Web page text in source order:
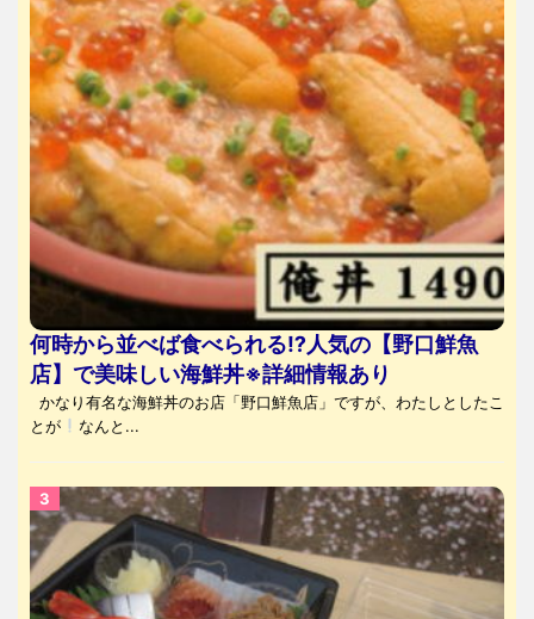
何時から並べば食べられる⁉人気の【野口鮮魚
店】で美味しい海鮮丼※詳細情報あり
かなり有名な海鮮丼のお店「野口鮮魚店」ですが、わたしとしたこ
とが
なんと...